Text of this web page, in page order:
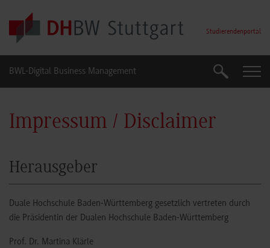
Skip to main content
Studierendenportal
BWL-Digital Business Management Suche
Impressum / Disclaimer
Herausgeber
Duale Hochschule Baden-Württemberg gesetzlich vertreten durch
die Präsidentin der Dualen Hochschule Baden-Württemberg
Prof. Dr. Martina Klärle